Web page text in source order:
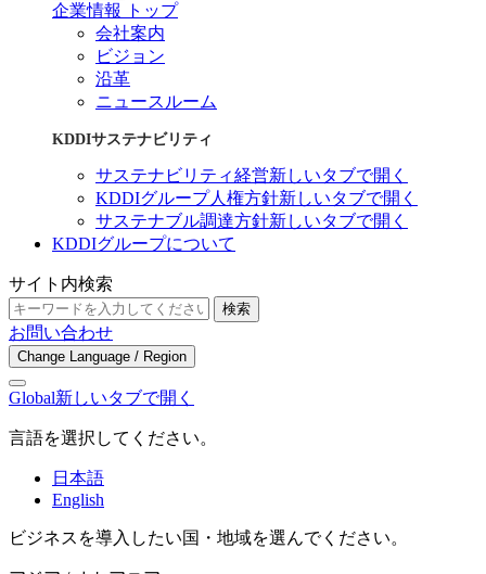
企業情報 トップ
会社案内
ビジョン
沿革
ニュースルーム
KDDIサステナビリティ
サステナビリティ経営新しいタブで開く
KDDIグループ人権方針新しいタブで開く
サステナブル調達方針新しいタブで開く
KDDIグループについて
サイト内検索
検索
お問い合わせ
Change Language / Region
Global新しいタブで開く
言語を選択してください。
日本語
English
ビジネスを導入したい国・地域を選んでください。